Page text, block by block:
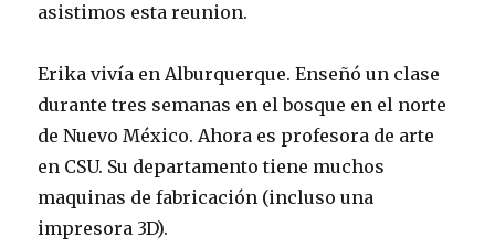
asistimos esta reunion.
Erika vivía en Alburquerque. Enseñó un clase
durante tres semanas en el bosque en el norte
de Nuevo México. Ahora es profesora de arte
en CSU. Su departamento tiene muchos
maquinas de fabricación (incluso una
impresora 3D).